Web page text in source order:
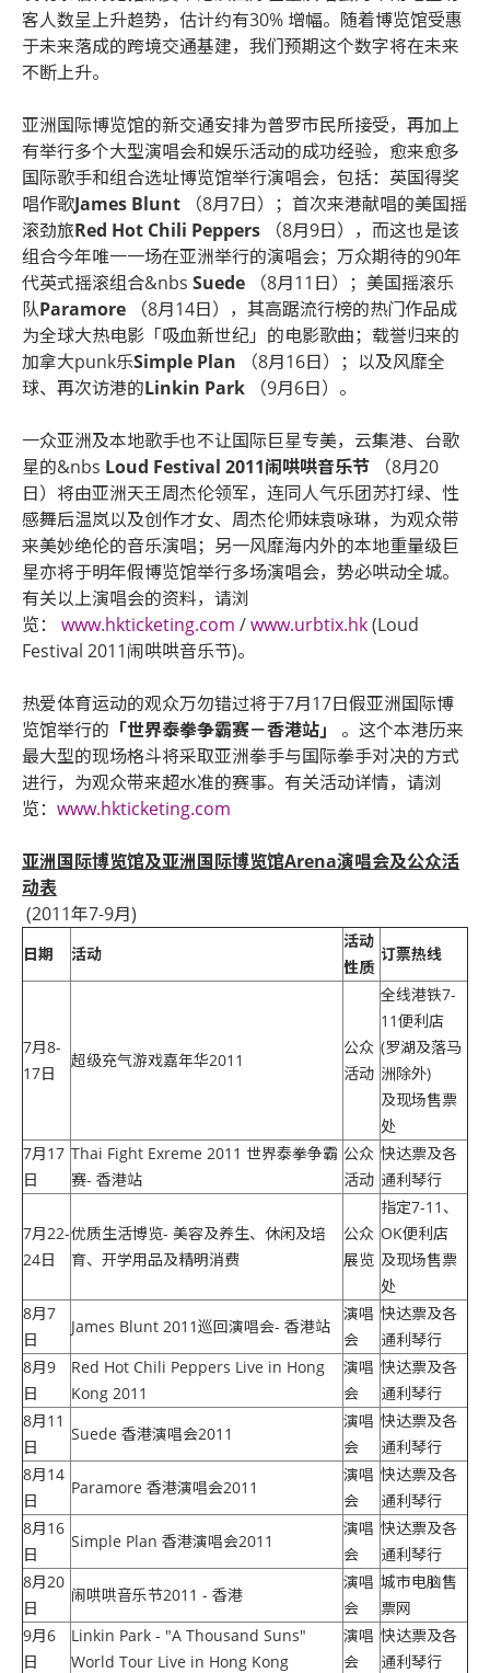
客人数呈上升趋势，估计约有30% 增幅。随着博览馆受惠
于未来落成的跨境交通基建，我们预期这个数字将在未来
不断上升。
亚洲国际博览馆的新交通安排为普罗市民所接受，再加上
有举行多个大型演唱会和娱乐活动的成功经验，愈来愈多
国际歌手和组合选址博览馆举行演唱会，包括：英国得奖
唱作歌James Blunt （8月7日）；首次来港献唱的美国摇
滚劲旅Red Hot Chili Peppers （8月9日），而这也是该
组合今年唯一一场在亚洲举行的演唱会；万众期待的90年
代英式摇滚组合&nbs Suede （8月11日）；美国摇滚乐
队Paramore （8月14日），其高踞流行榜的热门作品成
为全球大热电影「吸血新世纪」的电影歌曲；载誉归来的
加拿大punk乐Simple Plan （8月16日）；以及风靡全
球、再次访港的Linkin Park （9月6日）。
一众亚洲及本地歌手也不让国际巨星专美，云集港、台歌
星的&nbs Loud Festival 2011闹哄哄音乐节 （8月20
日）将由亚洲天王周杰伦领军，连同人气乐团苏打绿、性
感舞后温岚以及创作才女、周杰伦师妹袁咏琳，为观众带
来美妙绝伦的音乐演唱；另一风靡海内外的本地重量级巨
星亦将于明年假博览馆举行多场演唱会，势必哄动全城。
有关以上演唱会的资料，请浏
览： www.hkticketing.com /www.urbtix.hk(Loud
Festival 2011闹哄哄音乐节)。
热爱体育运动的观众万勿错过将于7月17日假亚洲国际博
览馆举行的 「世界泰拳争霸赛－香港站」
。这个本港历来
最大型的现场格斗将采取亚洲拳手与国际拳手对决的方式
进行，为观众带来超水准的赛事。有关活动详情，请浏
览： www.hkticketing.com
亚洲国际博览馆及亚洲国际博览馆Arena演唱会及公众活
动表
(2011年7-9月)
日期 活动
活动
性质
订票热线
7月8-
17日
超级充气游戏嘉年华2011
公众
活动
全线港铁7-
11便利店
(罗湖及落马
洲除外)
及现场售票
处
7月17
日
Thai Fight Exreme 2011 世界泰拳争霸
赛- 香港站
公众
活动
快达票及各
通利琴行
7月22-
24日
优质生活博览- 美容及养生、休闲及培
育、开学用品及精明消费
公众
展览
指定7-11、
OK便利店
及现场售票
处
8月7
日
James Blunt 2011巡回演唱会- 香港站
演唱
会
快达票及各
通利琴行
8月9
日
Red Hot Chili Peppers Live in Hong
Kong 2011
演唱
会
快达票及各
通利琴行
8月11
日
Suede 香港演唱会2011
演唱
会
快达票及各
通利琴行
8月14
日
Paramore 香港演唱会2011
演唱
会
快达票及各
通利琴行
8月16
日
Simple Plan 香港演唱会2011
演唱
会
快达票及各
通利琴行
8月20
日
闹哄哄音乐节2011 - 香港
演唱
会
城市电脑售
票网
9月6
日
Linkin Park - "A Thousand Suns"
World Tour Live in Hong Kong
演唱
会
快达票及各
通利琴行